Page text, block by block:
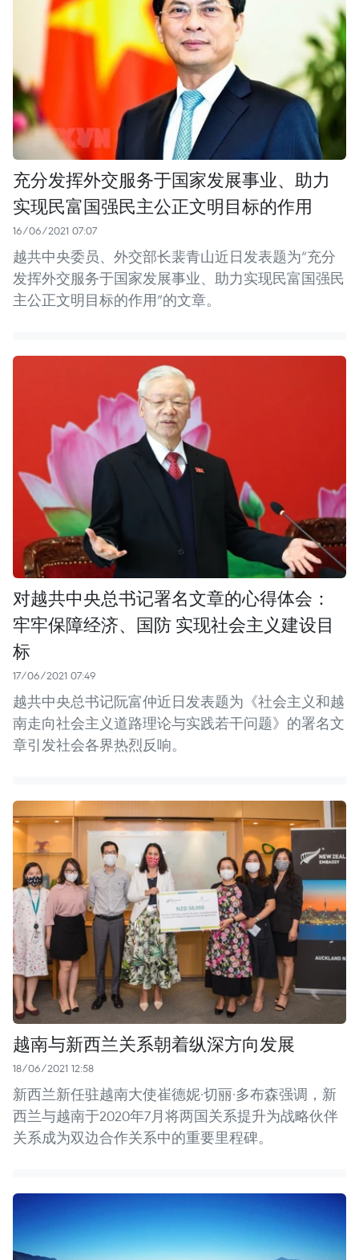
充分发挥外交服务于国家发展事业、助力
实现民富国强民主公正文明目标的作用
16/06/2021 07:07
越共中央委员、外交部长裴青山近日发表题为“充分
发挥外交服务于国家发展事业、助力实现民富国强民
主公正文明目标的作用”的文章。
对越共中央总书记署名文章的心得体会：
牢牢保障经济、国防 实现社会主义建设目
标
17/06/2021 07:49
越共中央总书记阮富仲近日发表题为《社会主义和越
南走向社会主义道路理论与实践若干问题》的署名文
章引发社会各界热烈反响。
越南与新西兰关系朝着纵深方向发展
18/06/2021 12:58
新西兰新任驻越南大使崔德妮·切丽·多布森强调，新
西兰与越南于2020年7月将两国关系提升为战略伙伴
关系成为双边合作关系中的重要里程碑。